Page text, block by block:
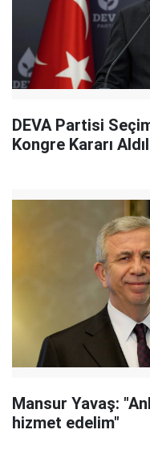
DEVA Partisi
Kongre Kararı
Mansur Yavaş:
hizmet edelim"